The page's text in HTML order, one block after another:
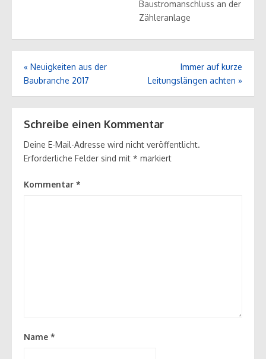
Baustromanschluss an der
Zähleranlage
Beitrags-
Navigation
« Neuigkeiten aus der
Baubranche 2017
Immer auf kurze
Leitungslängen achten »
Schreibe einen Kommentar
Deine E-Mail-Adresse wird nicht veröffentlicht.
Erforderliche Felder sind mit * markiert
Kommentar *
Name *